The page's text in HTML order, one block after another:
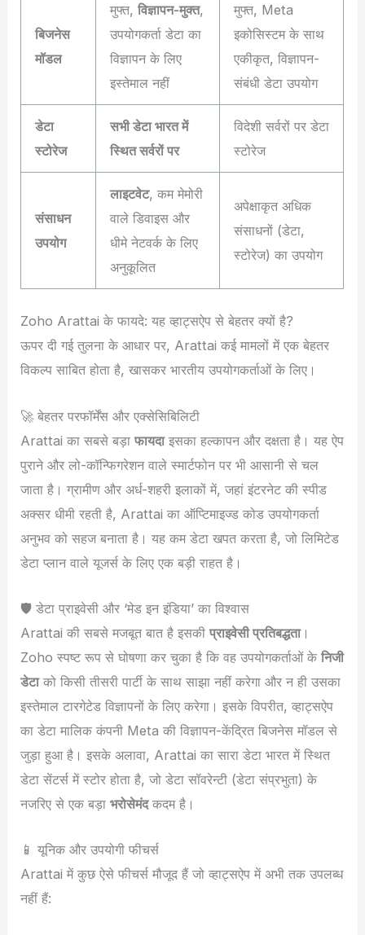
बिजनेस
मॉडल
मुफ्त, विज्ञापन-मुक्त,
उपयोगकर्ता डेटा का
विज्ञापन के लिए
इस्तेमाल नहीं
मुफ्त, Meta
इकोसिस्टम के साथ
एकीकृत, विज्ञापन-
संबंधी डेटा उपयोग
डेटा
स्टोरेज
सभी डेटा भारत में
स्थित सर्वरों पर
विदेशी सर्वरों पर डेटा
स्टोरेज
संसाधन
उपयोग
लाइटवेट, कम मेमोरी
वाले डिवाइस और
धीमे नेटवर्क के लिए
अनुकूलित
अपेक्षाकृत अधिक
संसाधनों (डेटा,
स्टोरेज) का उपयोग
Zoho Arattai के फायदे: यह व्हाट्सऐप से बेहतर क्यों है?
ऊपर दी गई तुलना के आधार पर, Arattai कई मामलों में एक बेहतर
विकल्प साबित होता है, खासकर भारतीय उपयोगकर्ताओं के लिए।
🚀 बेहतर परफॉर्मेंस और एक्सेसिबिलिटी
Arattai का सबसे बड़ाफायदाइसका हल्कापन और दक्षता है। यह ऐप
पुराने और लो-कॉन्फिगरेशन वाले स्मार्टफोन पर भी आसानी से चल
जाता है। ग्रामीण और अर्ध-शहरी इलाकों में, जहां इंटरनेट की स्पीड
अक्सर धीमी रहती है, Arattai का ऑप्टिमाइज्ड कोड उपयोगकर्ता
अनुभव को सहज बनाता है। यह कम डेटा खपत करता है, जो लिमिटेड
डेटा प्लान वाले यूजर्स के लिए एक बड़ी राहत है।
🛡️ डेटा प्राइवेसी और ‘मेड इन इंडिया’ का विश्वास
Arattai की सबसे मजबूत बात है इसकीप्राइवेसी प्रतिबद्धता।
Zoho स्पष्ट रूप से घोषणा कर चुका है कि वह उपयोगकर्ताओं केनिजी
डेटाको किसी तीसरी पार्टी के साथ साझा नहीं करेगा और न ही उसका
इस्तेमाल टारगेटेड विज्ञापनों के लिए करेगा। इसके विपरीत, व्हाट्सऐप
का डेटा मालिक कंपनी Meta की विज्ञापन-केंद्रित बिजनेस मॉडल से
जुड़ा हुआ है। इसके अलावा, Arattai का सारा डेटा भारत में स्थित
डेटा सेंटर्स में स्टोर होता है, जो डेटा सॉवरेन्टी (डेटा संप्रभुता) के
नजरिए से एक बड़ाभरोसेमंदकदम है।
📱 यूनिक और उपयोगी फीचर्स
Arattai में कुछ ऐसे फीचर्स मौजूद हैं जो व्हाट्सऐप में अभी तक उपलब्ध
नहीं हैं: